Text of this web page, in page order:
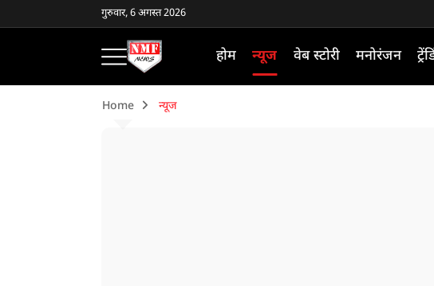
गुरुवार, 6 अगस्त 2026
होम न्यूज वेब स्टोरी मनोरंजन
Home न्यूज